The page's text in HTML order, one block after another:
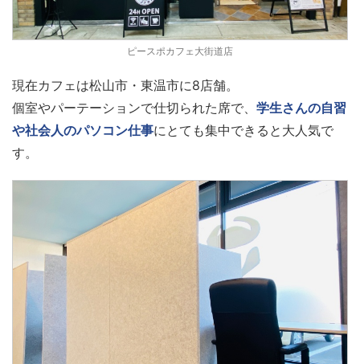
ピースポカフェ大街道店
現在カフェは松山市・東温市に8店舗。
個室やパーテーションで仕切られた席で、 学生さんの自習
や社会人のパソコン仕事にとても集中できると大人気で
す。